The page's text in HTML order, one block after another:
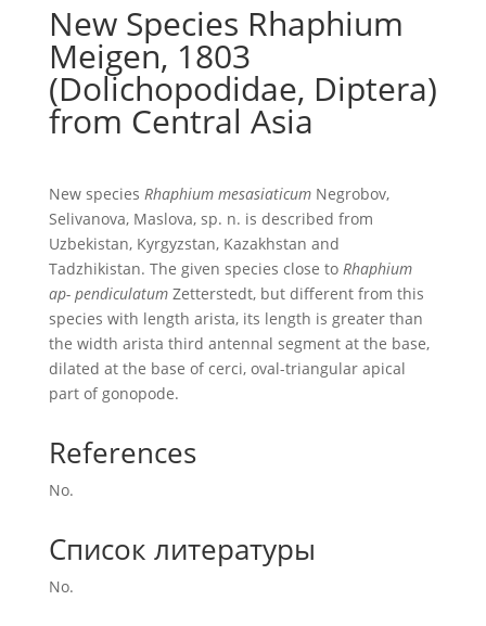
New Species Rhaphium
Meigen, 1803
(Dolichopodidae, Diptera)
from Central Asia
New species Rhaphium mesasiaticum Negrobov,
Selivanova, Maslova, sp. n. is described from
Uzbekistan, Kyrgyzstan, Kazakhstan and
Tadzhikistan. The given species close to Rhaphium
ap- pendiculatum Zetterstedt, but different from this
species with length arista, its length is greater than
the width arista third antennal segment at the base,
dilated at the base of cerci, oval-triangular apical
part of gonopode.
References
No.
Список литературы
No.